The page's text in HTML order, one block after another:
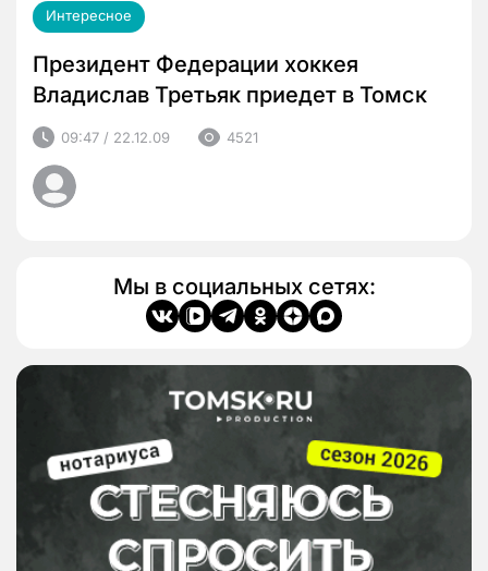
Интересное
Президент Федерации хоккея
Владислав Третьяк приедет в Томск
09:47 / 22.12.09 4521
Мы в социальных сетях: